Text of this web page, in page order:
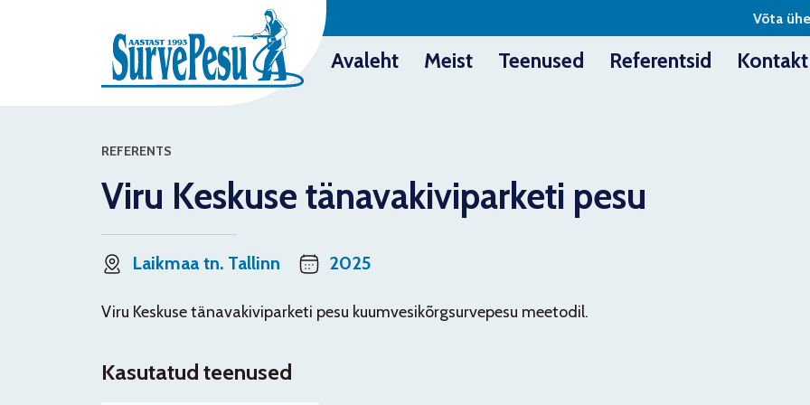
Võta
Avaleht Meist Teenused Referentsid Kontakt
REFERENTS
Viru Keskuse tänavakiviparketi pesu
Laikmaa tn. Tallinn 2025
Viru Keskuse tänavakiviparketi pesu kuumvesikõrgsurvepesu meetodil.
Kasutatud teenused